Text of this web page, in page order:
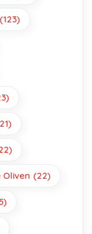
(123)
Oliven (22)